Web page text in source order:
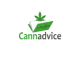
springen